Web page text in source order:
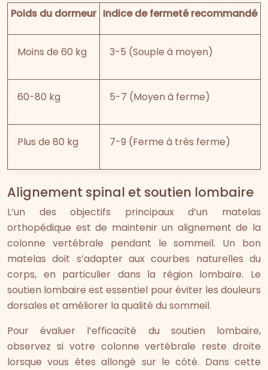
Poids du dormeur Indice de fermeté recommandé
Moins de 60 kg 3-5 (Souple à moyen)
60-80 kg 5-7 (Moyen à ferme)
Plus de 80 kg 7-9 (Ferme à très ferme)
Alignement spinal et soutien lombaire
L’un des objectifs principaux d’un matelas
orthopédique est de maintenir un alignement de la
colonne vertébrale pendant le sommeil. Un bon
matelas doit s’adapter aux courbes naturelles du
corps, en particulier dans la région lombaire. Le
soutien lombaire est essentiel pour éviter les douleurs
dorsales et améliorer la qualité du sommeil.
Pour évaluer l’efficacité du soutien lombaire,
observez si votre colonne vertébrale reste droite
lorsque vous êtes allongé sur le côté. Dans cette